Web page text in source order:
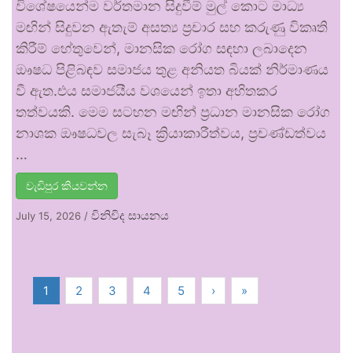
විශේෂයෙන්ම වර්තමාන සිදුවීම් මුල් කොට මාධ්‍ය
මඟින් සිදුවන ඇතැම් අසත්‍ය ප්‍රචාර සහ කරුණු විකෘති
කිරීම් හේතුවෙන්, මානසික රෝග සඳහා ලබාදෙන
ඖෂධ පිළිබඳව සමාජය තුළ අනියත බියක් නිර්මාණය
වී ඇත.එය සමාජයීය වශයෙන් ඉතා අහිතකර
තත්වයකි. මෙම සටහන මඟින් ප්‍රධාන මානසික රෝග
නාශක ඖෂධවල සැබෑ ක්‍රියාකාරීත්වය, ප්‍රචණ්ඩත්වය
…
වැඩිපුර කියවන්න
July 15, 2026 / විනිවිද සායනය
1 2 3 4 5 › »